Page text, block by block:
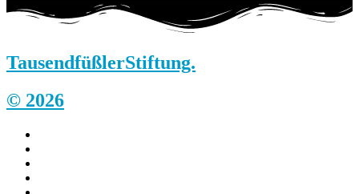
TausendfüßlerStiftung.
© 2026